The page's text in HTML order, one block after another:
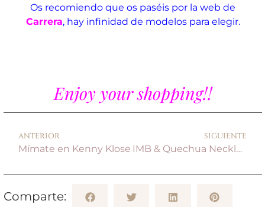
Os recomiendo que os paséis por la web de
Carrera, hay infinidad de modelos para elegir.
Enjoy your shopping!!
ANTERIOR
Mímate en Kenny Klose
SIGUIENTE
IMB & Quechua Necklace
Comparte: